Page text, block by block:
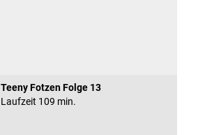
Teeny Fotzen Folge 13
Laufzeit 109 min.